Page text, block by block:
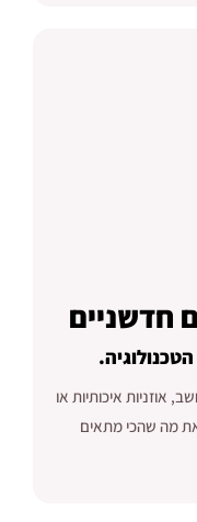
חדשניים
אוזניות איכותיות או
מה שהכי מתאים